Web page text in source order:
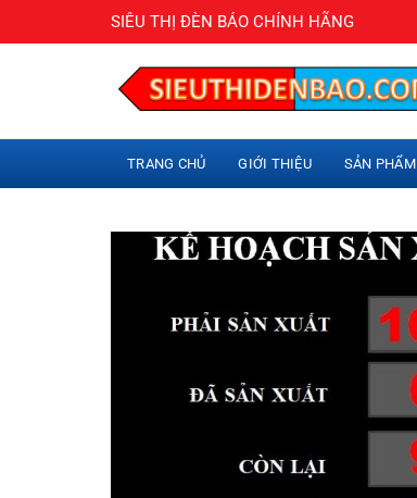
qua
SIÊU THỊ ĐÈN BÁO CHÍNH HÃNG
TRANG CHỦ GIỚI THIỆU SẢN PHẨM